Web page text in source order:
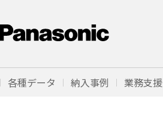
各種データ 納入事例 業務支援